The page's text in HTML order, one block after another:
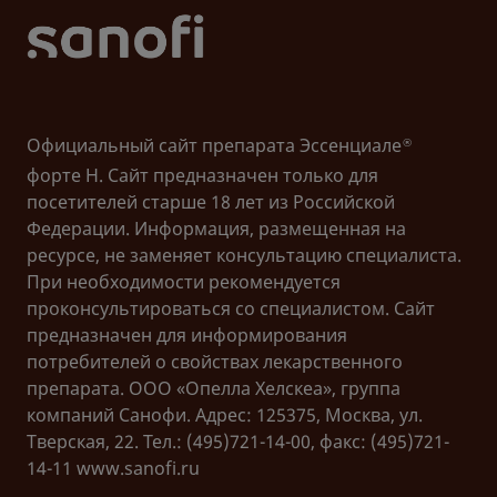
kowe-uszkodzeniawątroby (дата обращения:
07.11.2023).
Koprianiuk-Sowińska, J. Schabowski, J. Mosiewicz //
Med Og Nauk Zdr. — 2011. — № 17 (3). — P. 148–154.
5. Schuster, D. P. Diabetes mellitus / D. P. Schuster, V.
Duvuuri. — DOI: 10.1016 / S0891-8422 (03) 00082-X.
PMID: 11806167// Clin Podiatr Med Surg. — 2002
enero. — 19 (1). — P. 79-107.
6. Informe mundial sobre la diabetes. Perfiles de
diabetes por países: Polonia. Organización Mundial de
la Salud 2016. — URL:
http://www.who.int/diabetes/country-
profiles/pol_en.pdf?ua=1
Официальный сайт препарата Эссенциале®
форте Н. Сайт предназначен только для
посетителей старше 18 лет из Российской
Федерации. Информация, размещенная на
ресурсе, не заменяет консультацию специалиста.
При необходимости рекомендуется
проконсультироваться со специалистом. Сайт
предназначен для информирования
потребителей о свойствах лекарственного
препарата. ООО «Опелла Хелскеа», группа
компаний Санофи. Адрес: 125375, Москва, ул.
Тверская, 22. Тел.: (495)721-14-00, факс: (495)721-
14-11 www.sanofi.ru